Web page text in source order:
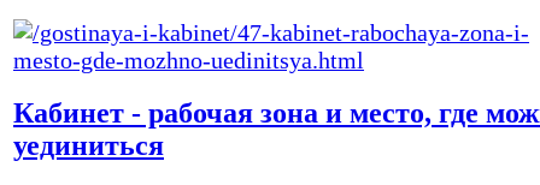
Кабинет - рабочая зона и место, где
уединиться